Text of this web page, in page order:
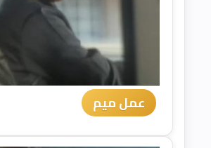
عمل ميم